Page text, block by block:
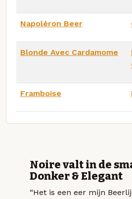
Napoléron Beer
Blonde Avec Cardamome
Framboise
Noire valt in de
Donker & Elegant
“Het is een eer mijn